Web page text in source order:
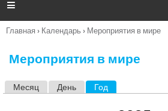
п

Вы
Главная › Календарь › Мероприятия в мире
Мероприятия в мире
Месяц День Год